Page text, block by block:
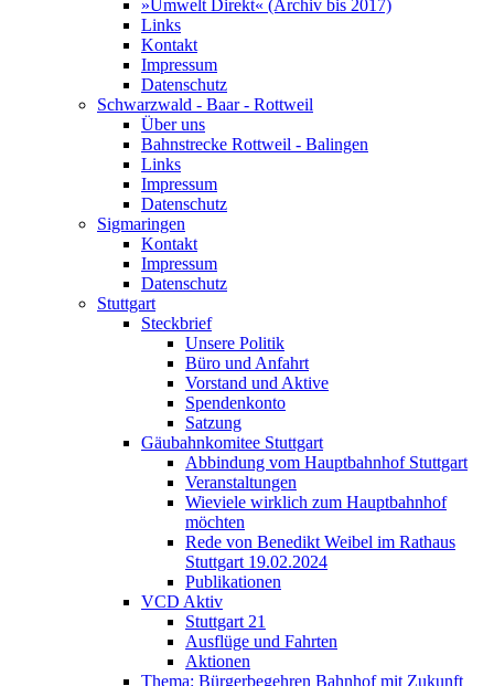
»Umwelt Direkt« (Archiv bis 2017)
Links
Kontakt
Impressum
Datenschutz
Schwarzwald - Baar - Rottweil
Über uns
Bahnstrecke Rottweil - Balingen
Links
Impressum
Datenschutz
Sigmaringen
Kontakt
Impressum
Datenschutz
Stuttgart
Steckbrief
Unsere Politik
Büro und Anfahrt
Vorstand und Aktive
Spendenkonto
Satzung
Gäubahnkomitee Stuttgart
Abbindung vom Hauptbahnhof Stuttgart
Veranstaltungen
Wieviele wirklich zum Hauptbahnhof
möchten
Rede von Benedikt Weibel im Rathaus
Stuttgart 19.02.2024
Publikationen
VCD Aktiv
Stuttgart 21
Ausflüge und Fahrten
Aktionen
Thema: Bürgerbegehren Bahnhof mit Zukunft